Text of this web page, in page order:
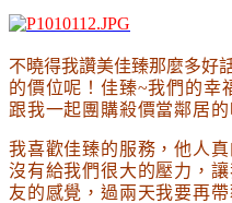
不曉得我讚美佳臻那麼多好
的價位呢 ！佳臻~我們的幸
跟我一起團購殺價當鄰居的
我喜歡佳臻的服務 ，他人
沒有給我們很大的壓力 ，
友的感覺 ，過兩天我要再